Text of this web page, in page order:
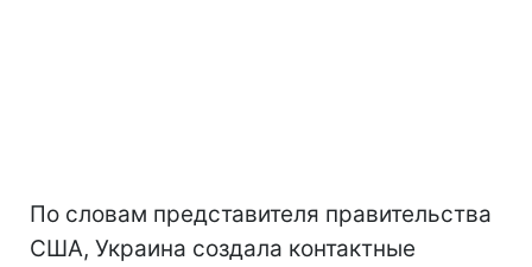
По словам представителя правительства
США, Украина создала контактные